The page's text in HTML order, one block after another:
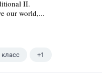
II.
our world,...
класс +1